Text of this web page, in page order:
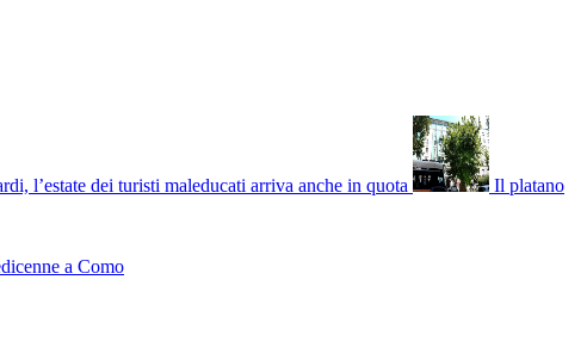
l’estate dei turisti maleducati arriva anche in quota Il platano
a Como